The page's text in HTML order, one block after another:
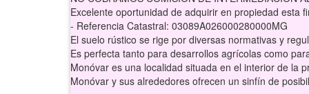
Excelente oportunidad de adquirir en propiedad esta
- Referencia Catastral: 03089A026000280000MG
El suelo rústico se rige por diversas normativas y regulaciones para garantizar su uso adecuado y evitar un uso inapropiado o descontrolado que pueda afectar negativamente al medio ambiente y al equilibrio del
Es perfecta tanto para desarrollos agrícolas como para quienes desean invertir en un espacio de recreo, o incluso para aquellos que buscan emprender un
Monóvar es una localidad situada en el interior de la provincia de Alicante, conocida por su gran belleza natural, sus montañas y su entorno rural. Este municipio se
Monóvar y sus alrededores ofrecen un sinfín de posibilidades para quienes disfrutan de actividades al aire